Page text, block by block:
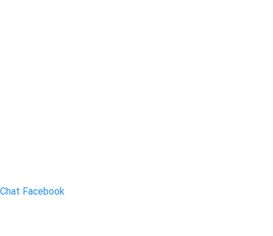
Chat Facebook